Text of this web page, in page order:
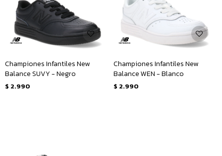
Championes Infantiles New
Balance SUVY - Negro
$ 2.990
Championes Infantiles New
Balance WEN - Blanco
$ 2.990